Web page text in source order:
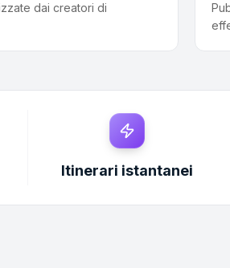
dai creatori di
Itinerari istantanei